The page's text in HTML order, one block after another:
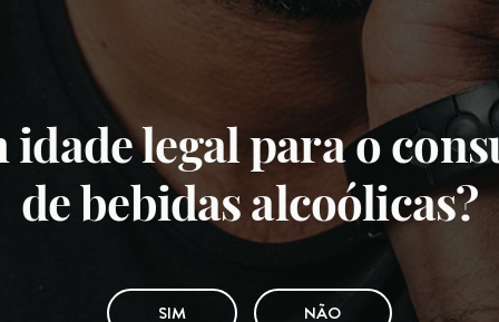
idade legal para o
de bebidas alcoólicas?
SIM NÃO